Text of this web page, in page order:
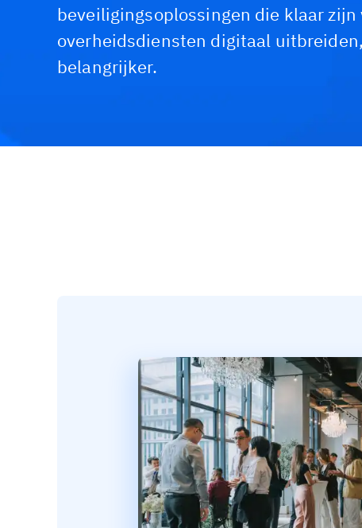
beveiligingsoplossingen die klaar
overheidsdiensten digitaal
belangrijker.